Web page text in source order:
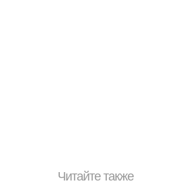
Читайте также